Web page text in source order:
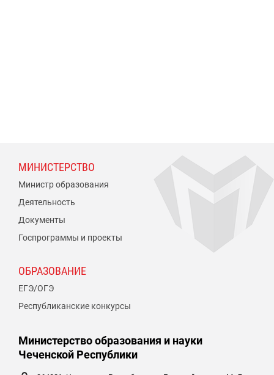
МИНИСТЕРСТВО
Министр образования
Деятельность
Документы
Госпрограммы и проекты
ОБРАЗОВАНИЕ
ЕГЭ/ОГЭ
Республиканские конкурсы
Министерство образования и науки
Чеченской Республики